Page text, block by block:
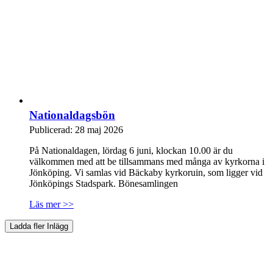
Nationaldagsbön
Publicerad: 28 maj 2026
På Nationaldagen, lördag 6 juni, klockan 10.00 är du
välkommen med att be tillsammans med många av kyrkorna i
Jönköping. Vi samlas vid Bäckaby kyrkoruin, som ligger vid
Jönköpings Stadspark. Bönesamlingen
Läs mer >>
Ladda fler Inlägg